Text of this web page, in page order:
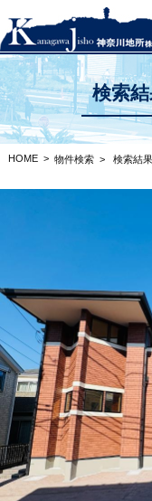
検索
HOME> 物件検索>検索結果